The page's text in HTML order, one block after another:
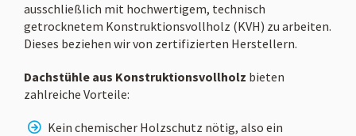
ausschließlich mit hochwertigem, technisch
getrocknetem Konstruktionsvollholz (KVH) zu arbeiten.
Dieses beziehen wir von zertifizierten Herstellern.
Dachstühle aus Konstruktionsvollholz bieten
zahlreiche Vorteile:
Kein chemischer Holzschutz nötig, also ein